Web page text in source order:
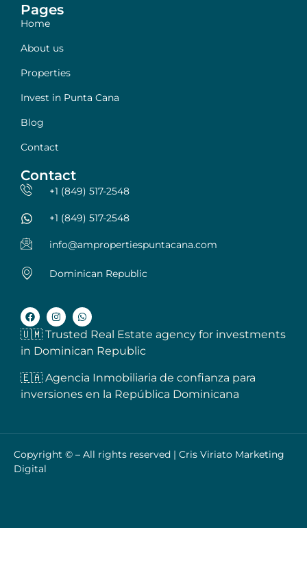
Pages
Home
About us
Properties
Invest in Punta Cana
Blog
Contact
Contact
+1 (849) 517-2548
+1 (849) 517-2548
info@ampropertiespuntacana.com
Dominican Republic
🇺🇲 Trusted Real Estate agency for investments
in Dominican Republic
🇪🇦 Agencia Inmobiliaria de confianza para
inversiones en la República Dominicana
Copyright © – All rights reserved | Cris Viriato Marketing
Digital